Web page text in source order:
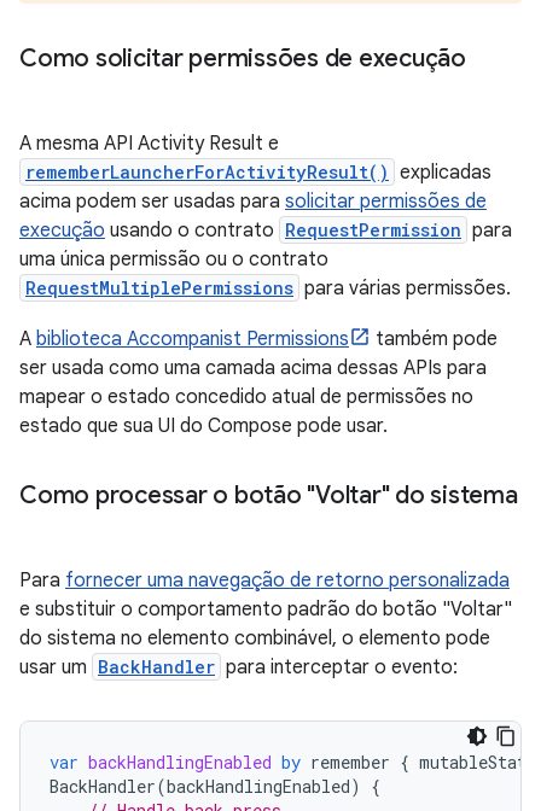
Como solicitar permissões de execução
A mesma API Activity Result e
rememberLauncherForActivityResult() explicadas
acima podem ser usadas para solicitar permissões de
execução usando o contrato RequestPermission para
uma única permissão ou o contrato
RequestMultiplePermissions para várias permissões.
A biblioteca Accompanist Permissions
também pode
ser usada como uma camada acima dessas APIs para
mapear o estado concedido atual de permissões no
estado que sua UI do Compose pode usar.
Como processar o botão "Voltar" do sistema
Para fornecer uma navegação de retorno personalizada
e substituir o comportamento padrão do botão "Voltar"
do sistema no elemento combinável, o elemento pode
usar um BackHandler para interceptar o evento:
var backHandlingEnabled by remember {
BackHandler(backHandlingEnabled)
{